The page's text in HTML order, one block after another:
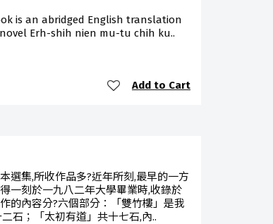
is an abridged English translation
Erh-shih nien mu-tu chih ku..
Add to Cart
選集,所收作品多?近年所刻,最早的一方
得一刻於一九八二年大學畢業時,收錄於
的內容分?六個部分：「雙竹樓」是我
石；「太初有道」共十七石,內..